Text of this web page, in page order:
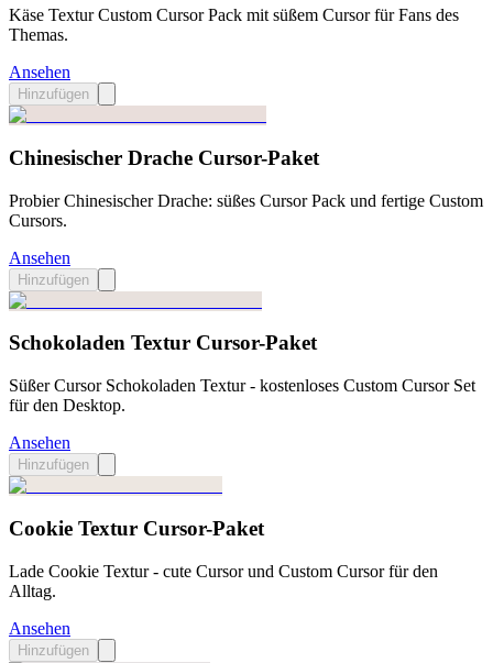
Käse Textur Custom Cursor Pack mit süßem Cursor für Fans des
Themas.
Ansehen
Hinzufügen
Chinesischer Drache Cursor-Paket
Probier Chinesischer Drache: süßes Cursor Pack und fertige Custom
Cursors.
Ansehen
Hinzufügen
Schokoladen Textur Cursor-Paket
Süßer Cursor Schokoladen Textur - kostenloses Custom Cursor Set
für den Desktop.
Ansehen
Hinzufügen
Cookie Textur Cursor-Paket
Lade Cookie Textur - cute Cursor und Custom Cursor für den
Alltag.
Ansehen
Hinzufügen